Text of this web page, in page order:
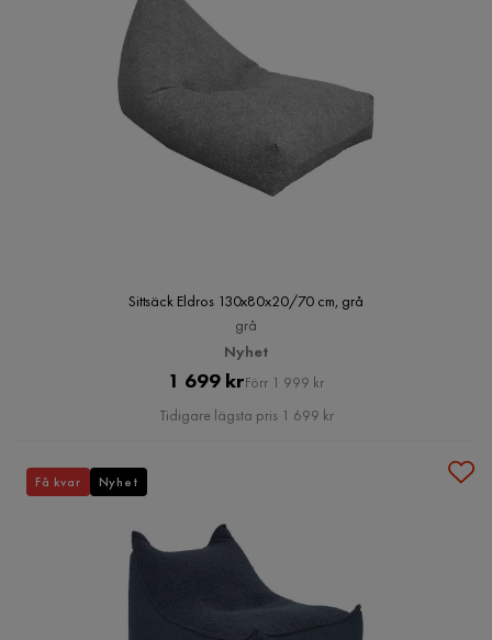
Sittsäck Eldros 130x80x20/70 cm, grå
grå
Nyhet
Pris
1 699 krOriginal
Pris
Förr 1 999 kr
Tidigare lägsta pris 1 699 kr
Få kvar Nyhet